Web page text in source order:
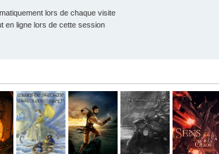
lors de chaque visite
en ligne lors de cette session